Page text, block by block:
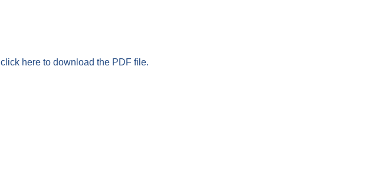
click here to download the PDF file.